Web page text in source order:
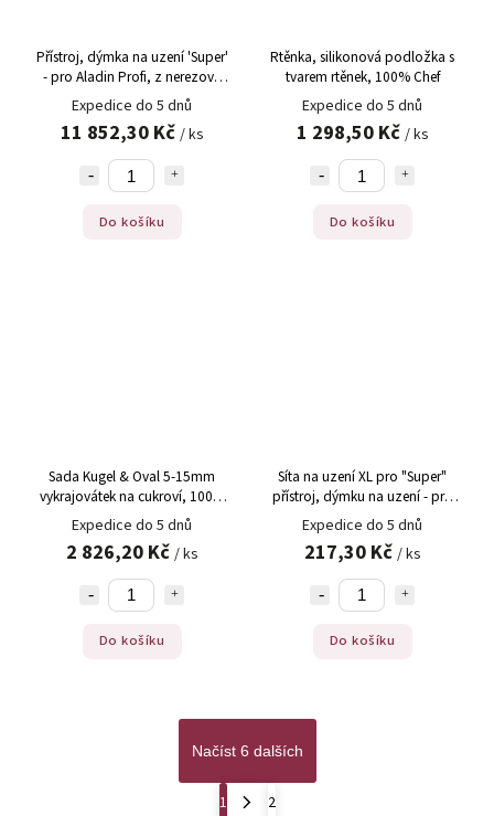
Přístroj, dýmka na uzení 'Super'
- pro Aladin Profi, z nerezové
oceli, ks
Expedice do 5 dnů
11 852,30 Kč / ks
Do košíku
Rtěnka, silikonová podložka s
tvarem rtěnek, 100% Chef
Expedice do 5 dnů
1 298,50 Kč / ks
Do košíku
Sada Kugel & Oval 5-15mm
vykrajovátek na cukroví, 100%
Chef (P/64597), 5 ks
Expedice do 5 dnů
2 826,20 Kč / ks
Do košíku
Síta na uzení XL pro "Super"
přístroj, dýmku na uzení - pro
Aladin Profi, 5 ks
Expedice do 5 dnů
217,30 Kč / ks
Do košíku
Načíst 6 dalších
1
2